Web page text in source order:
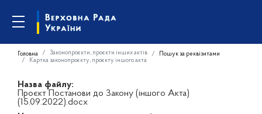
Головна Законопроєкти, проєкти інших актів
Пошук за реквізитами
Картка законопроєкту, проєкту іншого акта
Назва файлу:
Проєкт Постанови до Закону (іншого Акта)
(15.09.2022).docx